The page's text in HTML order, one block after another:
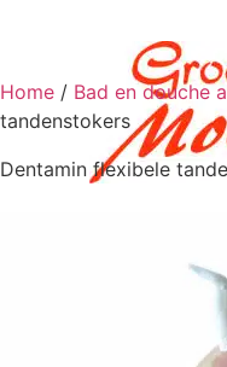
Home / Bad en douche
tandenstokers
Dentamin flexibele